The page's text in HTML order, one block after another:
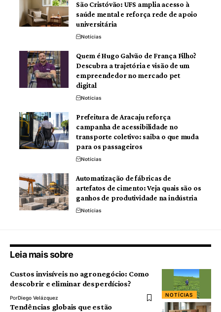
São Cristóvão: UFS amplia acesso à
saúde mental e reforça rede de apoio
universitária
Notícias
Quem é Hugo Galvão de França Filho?
Descubra a trajetória e visão de um
empreendedor no mercado pet
digital
Notícias
Prefeitura de Aracaju reforça
campanha de acessibilidade no
transporte coletivo: saiba o que muda
para os passageiros
Notícias
Automatização de fábricas de
artefatos de cimento: Veja quais são os
ganhos de produtividade na indústria
Notícias
Leia mais sobre
NOTÍCIAS
Custos invisíveis no agronegócio: Como
descobrir e eliminar desperdícios?
PorDiego Velázquez
Tendências globais que estão